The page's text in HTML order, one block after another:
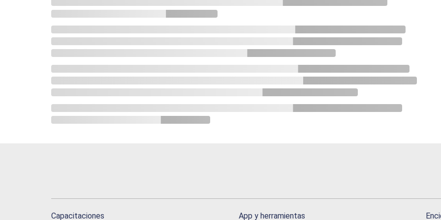
Capacitaciones App y herramientas